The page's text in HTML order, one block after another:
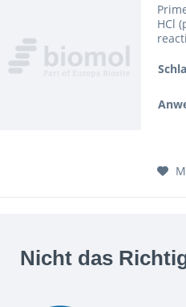
HCl
Nicht das